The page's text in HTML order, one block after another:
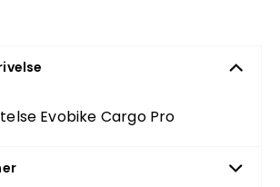
Evobike Cargo Pro